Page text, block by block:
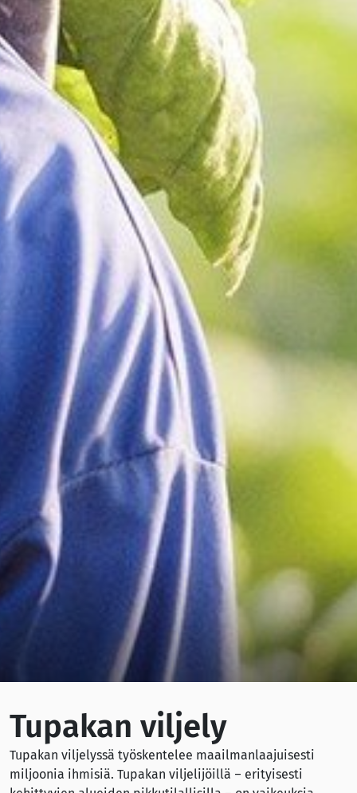
Tupakan viljely
Tupakan viljelyssä työskentelee maailmanlaajuisesti
miljoonia ihmisiä. Tupakan viljelijöillä – erityisesti